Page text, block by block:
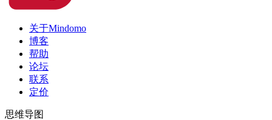
关于Mindomo
博客
帮助
论坛
联系
定价
思维导图